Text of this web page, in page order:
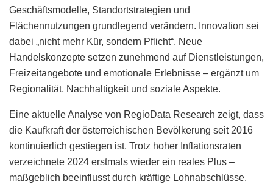
Geschäftsmodelle, Standortstrategien und
Flächennutzungen grundlegend verändern. Innovation sei
dabei „nicht mehr Kür, sondern Pflicht“. Neue
Handelskonzepte setzen zunehmend auf Dienstleistungen,
Freizeitangebote und emotionale Erlebnisse – ergänzt um
Regionalität, Nachhaltigkeit und soziale Aspekte.
Eine aktuelle Analyse von RegioData Research zeigt, dass
die Kaufkraft der österreichischen Bevölkerung seit 2016
kontinuierlich gestiegen ist. Trotz hoher Inflationsraten
verzeichnete 2024 erstmals wieder ein reales Plus –
maßgeblich beeinflusst durch kräftige Lohnabschlüsse.